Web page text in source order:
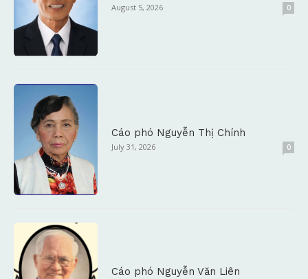
August 5, 2026 0
Cáo phó Nguyễn Thị Chính
July 31, 2026 0
Cáo phó Nguyễn Văn Liên